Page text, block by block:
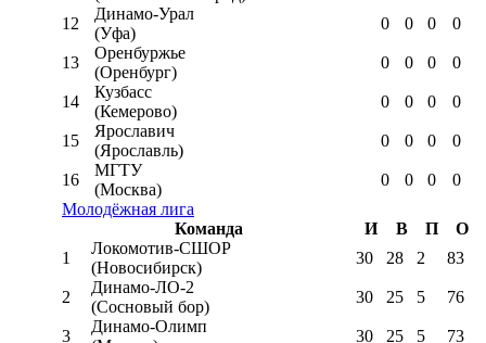
12
Динамо-Урал
(Уфа)
0 0 0 0
13
Оренбуржье
(Оренбург)
0 0 0 0
14
Кузбасс
(Кемерово)
0 0 0 0
15
Ярославич
(Ярославль)
0 0 0 0
16
МГТУ
(Москва)
0 0 0
0
Молодёжная лига
Команда
И В П
О
1
Локомотив-CШОР
(Новосибирск)
30 28 2 83
2
Динамо-ЛО-2
(Сосновый бор)
30 25 5 76
3
Динамо-Олимп
30 25 5 73